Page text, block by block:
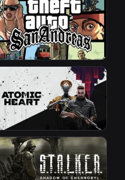
GTA San Andreas
Atomic Heart